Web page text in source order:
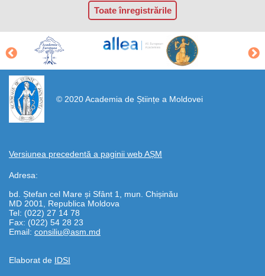
Toate înregistrările
© 2020 Academia de Științe a Moldovei
Versiunea precedentă a paginii web AȘM
Adresa:
bd. Ștefan cel Mare și Sfânt 1, mun. Chișinău
MD 2001, Republica Moldova
Tel: (022) 27 14 78
Fax: (022) 54 28 23
Email: consiliu@asm.md
Elaborat de IDSI
https://propletenie.ru/